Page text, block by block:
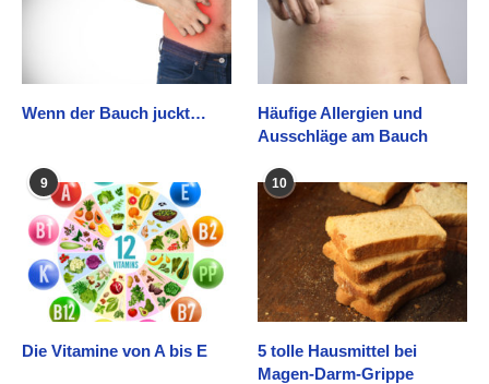
Wenn der Bauch juckt…
Häufige Allergien und
Ausschläge am Bauch
9
Die Vitamine von A bis E
10
5 tolle Hausmittel bei
Magen-Darm-Grippe